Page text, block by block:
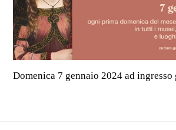
Domenica 7 gennaio 2024 ad ingresso